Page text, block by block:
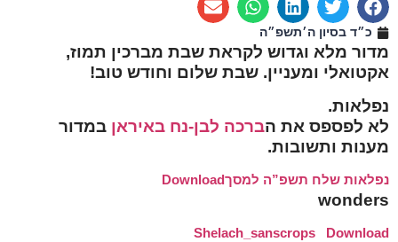
כ״ד בסיון ה׳תשפ״ה
מדור מלא וגדוש לקראת שבת מברכין תמוז,
אקטואלי ומעניין. שבת שלום וחודש טוב!
נפלאות.
לא לפספס את הברכה לבן-נח באיראן במדור
מענות ותשובות.
נפלאות שלח תשפ”ה למסךDownload
wonders
Shelach_sanscrops Download